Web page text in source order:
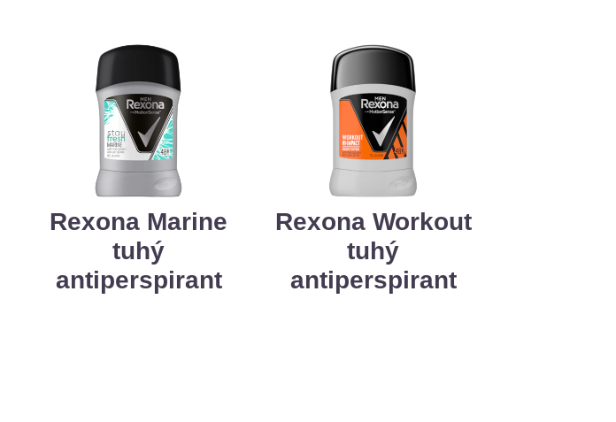
Rexona Marine
tuhý
antiperspirant
Rexona Workout
tuhý
antiperspirant